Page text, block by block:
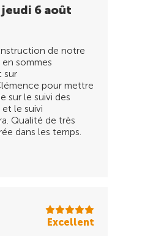
6 août
de notre
sommes
sur
pour mettre
sur le suivi des
le suivi
Qualité de très
dans les temps.
Excellent